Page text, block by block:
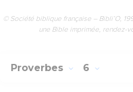
© Société biblique française – Bibli’O,
une Bible imprimée, rendez-
Proverbes 6